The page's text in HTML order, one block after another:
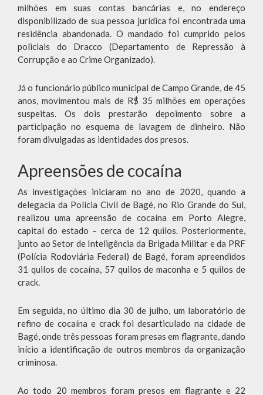
milhões em suas contas bancárias e, no endereço
disponibilizado de sua pessoa jurídica foi encontrada uma
residência abandonada. O mandado foi cumprido pelos
policiais do Dracco (Departamento de Repressão à
Corrupção e ao Crime Organizado).
Já o funcionário público municipal de Campo Grande, de 45
anos, movimentou mais de R$ 35 milhões em operações
suspeitas. Os dois prestarão depoimento sobre a
participação no esquema de lavagem de dinheiro. Não
foram divulgadas as identidades dos presos.
Apreensões de cocaína
As investigações iniciaram no ano de 2020, quando a
delegacia da Polícia Civil de Bagé, no Rio Grande do Sul,
realizou uma apreensão de cocaína em Porto Alegre,
capital do estado – cerca de 12 quilos. Posteriormente,
junto ao Setor de Inteligência da Brigada Militar e da PRF
(Polícia Rodoviária Federal) de Bagé, foram apreendidos
31 quilos de cocaína, 57 quilos de maconha e 5 quilos de
crack.
Em seguida, no último dia 30 de julho, um laboratório de
refino de cocaína e crack foi desarticulado na cidade de
Bagé, onde três pessoas foram presas em flagrante, dando
início a identificação de outros membros da organização
criminosa.
Ao todo 20 membros foram presos em flagrante e 22